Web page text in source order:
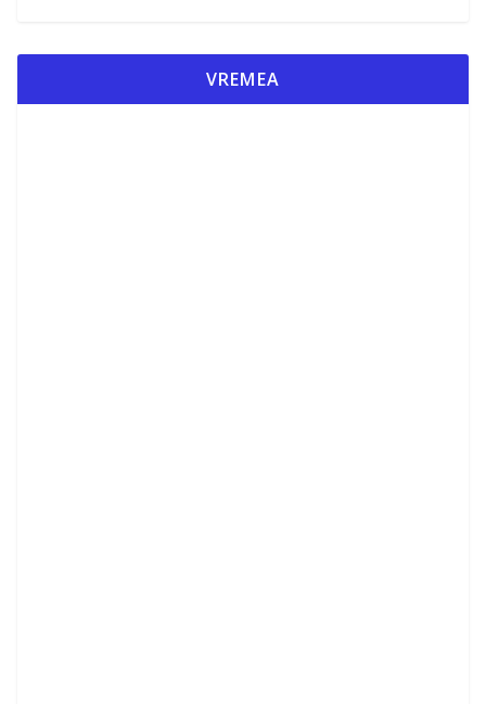
VREMEA